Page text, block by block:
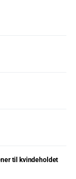
til kvindeholdet